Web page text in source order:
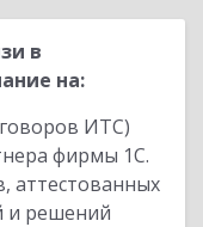
в
на:
ИТС)
фирмы 1С.
аттестованных
и решений